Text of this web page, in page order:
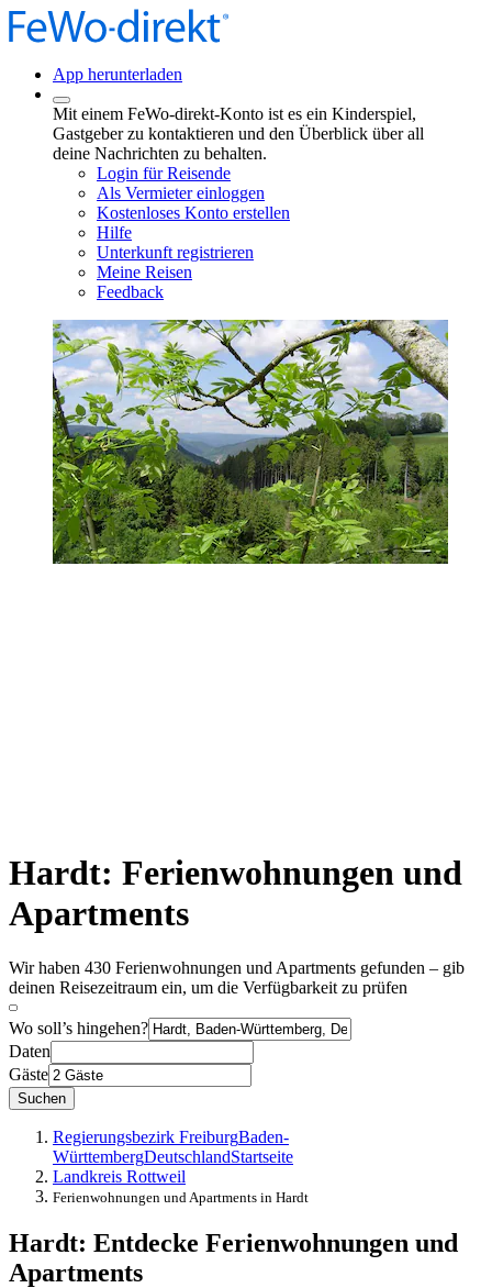
App herunterladen
Mit einem FeWo-direkt-Konto ist es ein Kinderspiel,
Gastgeber zu kontaktieren und den Überblick über all
deine Nachrichten zu behalten.
Login für Reisende
Als Vermieter einloggen
Kostenloses Konto erstellen
Hilfe
Unterkunft registrieren
Meine Reisen
Feedback
Hardt: Ferienwohnungen und
Apartments
Wir haben 430 Ferienwohnungen und Apartments gefunden – gib
deinen Reisezeitraum ein, um die Verfügbarkeit zu prüfen
Wo soll’s hingehen?
Daten
Gäste
Suchen
Regierungsbezirk FreiburgBaden-
WürttembergDeutschlandStartseite
Landkreis Rottweil
Ferienwohnungen und Apartments in Hardt
Hardt: Entdecke Ferienwohnungen und
Apartments